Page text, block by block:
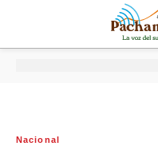
Nacional